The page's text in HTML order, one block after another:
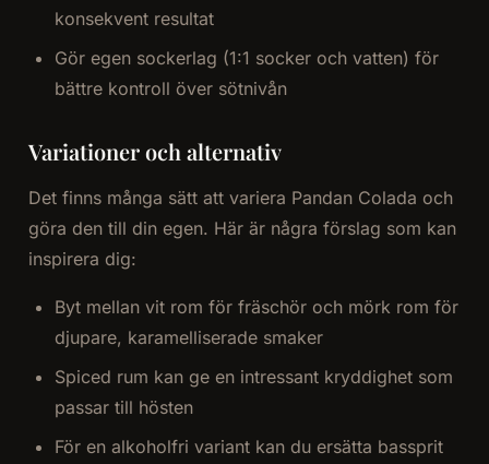
konsekvent resultat
Gör egen sockerlag (1:1 socker och vatten) för
bättre kontroll över sötnivån
Variationer och alternativ
Det finns många sätt att variera Pandan Colada och
göra den till din egen. Här är några förslag som kan
inspirera dig:
Byt mellan vit rom för fräschör och mörk rom för
djupare, karamelliserade smaker
Spiced rum kan ge en intressant kryddighet som
passar till hösten
För en alkoholfri variant kan du ersätta bassprit